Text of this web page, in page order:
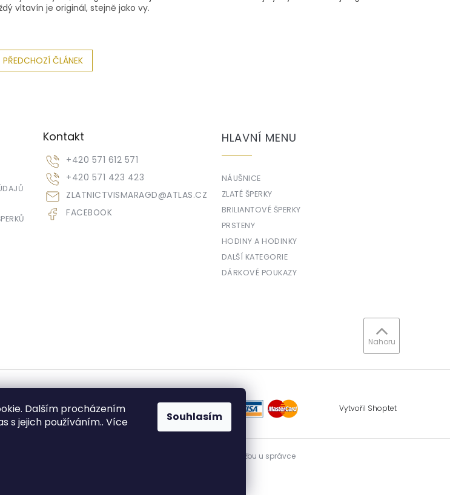
Dalším procházením
s jejich používáním.. Více
Souhlasím
vltavín je originál, stejně jako vy.
PŘEDCHOZÍ ČLÁNEK
Kontakt
ZLATNICTVISMARAGD@ATLAS.CZ
+420 571 612 571
+420 571 423 423
FACEBOOK
HLAVNÍ MENU
NÁUŠNICE
ZLATÉ ŠPERKY
BRILIANTOVÉ ŠPERKY
PRSTENY
HODINY A HODINKY
DALŠÍ KATEGORIE
DÁRKOVÉ POUKAZY
Vytvořil Shoptet
Nahoru
kupujícímu účtenku. Zároveň je povinen zaevidovat přijatou tržbu u správce
výpadku pak nejpozději do 48 hodin.